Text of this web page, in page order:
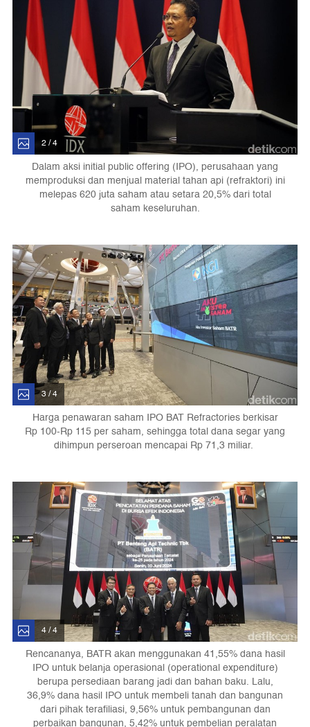
2 / 4
Dalam aksi initial public offering (IPO), perusahaan yang
memproduksi dan menjual material tahan api (refraktori) ini
melepas 620 juta saham atau setara 20,5% dari total
saham keseluruhan.
3 / 4
Harga penawaran saham IPO BAT Refractories berkisar
Rp 100-Rp 115 per saham, sehingga total dana segar yang
dihimpun perseroan mencapai Rp 71,3 miliar.
4 / 4
Rencananya, BATR akan menggunakan 41,55% dana hasil
IPO untuk belanja operasional (operational expenditure)
berupa persediaan barang jadi dan bahan baku. Lalu,
36,9% dana hasil IPO untuk membeli tanah dan bangunan
dari pihak terafiliasi, 9,56% untuk pembangunan dan
perbaikan bangunan, 5,42% untuk pembelian peralatan